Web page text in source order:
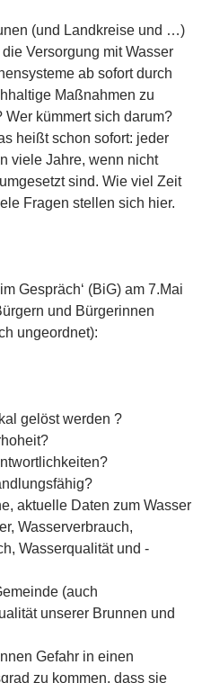
(und Landkreise und …)
Versorgung mit Wasser
ab sofort durch
Maßnahmen zu
kümmert sich darum?
heißt schon sofort: jeder
viele Jahre, wenn nicht
sind. Wie viel Zeit
Fragen stellen sich hier.
Gespräch‘ (BiG) am 7.Mai
und Bürgerinnen
ungeordnet):
gelöst werden ?
aktuelle Daten zum Wasser
Wasserverbrauch,
Wasserqualität und -
(auch
unserer Brunnen und
Gefahr in einen
zu kommen, dass sie